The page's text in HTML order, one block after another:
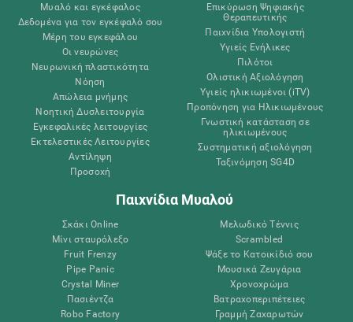
Μυαλό και εγκέφαλος
Δεδομένα για τον εγκέφαλό σου
Μέρη του εγκεφάλου
Οι νευρώνες
Νευρωνική πλαστικότητα
Νόηση
Απώλεια μνήμης
Νοητική Δυσλειτουργία
Εγκεφαλικές λειτουργίες
Εκτελεστικές Λειτουργίες
Αντίληψη
Προσοχή
Επικύρωση Ψηφιακής
Θεραπευτικής
Παιχνίδια Υπολογιστή
Υγιείς Ενήλικες
Πιλότοι
Ολιστική Αξιολόγηση
Υγιείς ηλικιωμένοι (iTV)
Προπόνηση για Ηλικιωμένους
Γνωστική κατάσταση σε
ηλικιωμένους
Συστηματική αξιολόγηση
Ταξινόμηση SG4D
Παιχνίδια Μυαλού
Σκάκι Online
Μίνι σταυρόλεξο
Fruit Frenzy
Pipe Panic
Crystal Miner
Πασιέντζα
Robo Factory
Μελωδικό Τέννις
Scrambled
Ψάξε το Κατοικίδιό σου
Μουσικά Ζευγάρια
Χρονοχρώμα
Βατραχοπεριπέτειες
Γραμμή Ζαχαρωτών